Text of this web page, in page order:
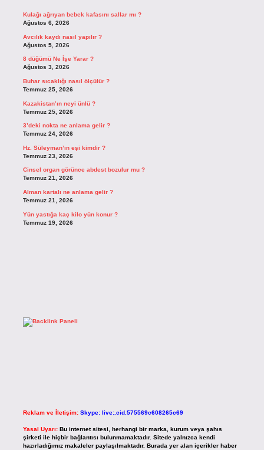
Kulağı ağrıyan bebek kafasını sallar mı ?
Ağustos 6, 2026
Avcılık kaydı nasıl yapılır ?
Ağustos 5, 2026
8 düğümü Ne İşe Yarar ?
Ağustos 3, 2026
Buhar sıcaklığı nasıl ölçülür ?
Temmuz 25, 2026
Kazakistan’ın neyi ünlü ?
Temmuz 25, 2026
3’deki nokta ne anlama gelir ?
Temmuz 24, 2026
Hz. Süleyman’ın eşi kimdir ?
Temmuz 23, 2026
Cinsel organ görünce abdest bozulur mu ?
Temmuz 21, 2026
Alman kartalı ne anlama gelir ?
Temmuz 21, 2026
Yün yastığa kaç kilo yün konur ?
Temmuz 19, 2026
Reklam ve İletişim: Skype: live:.cid.575569c608265c69
Yasal Uyarı: Bu internet sitesi, herhangi bir marka, kurum veya şahıs
şirketi ile hiçbir bağlantısı bulunmamaktadır. Sitede yalnızca kendi
hazırladığımız makaleler paylaşılmaktadır. Burada yer alan içerikler haber